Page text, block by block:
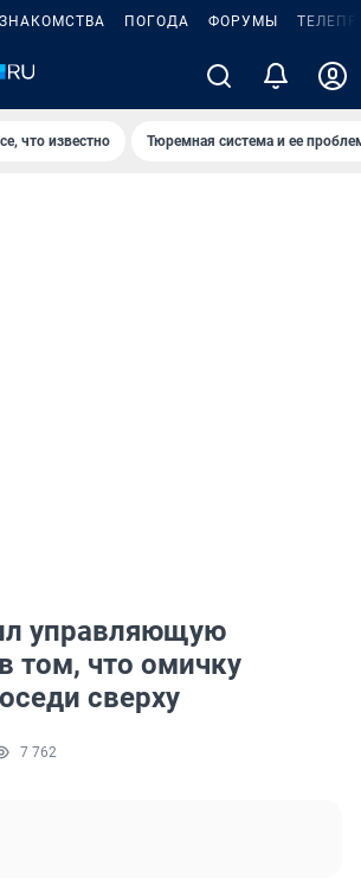
ЗНАКОМСТВА ПОГОДА ФОРУМЫ
что известно Тюремная система и ее
управляющую
том, что омичку
сверху
7 762